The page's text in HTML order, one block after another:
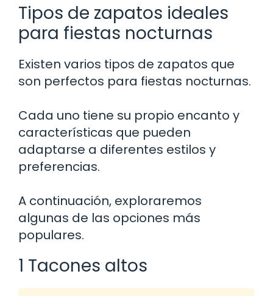
Tipos de zapatos ideales
para fiestas nocturnas
Existen varios tipos de zapatos que
son perfectos para fiestas nocturnas.
Cada uno tiene su propio encanto y
características que pueden
adaptarse a diferentes estilos y
preferencias.
A continuación, exploraremos
algunas de las opciones más
populares.
1 Tacones altos